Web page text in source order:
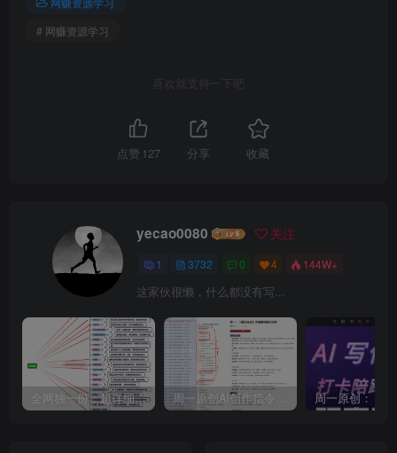
# 网赚资源学习
喜欢就支持一下吧
点赞 127 分享 收藏
yecao0080 关注
1 3732 0 4 144W+
这家伙很懒，什么都没有写...
全网独一份：超详细的40+个自媒体赛道领域解析手册，让你的内容创作不再局限！ 周一原创AI创作指令词：30+个领域赛道的创作提示词集合